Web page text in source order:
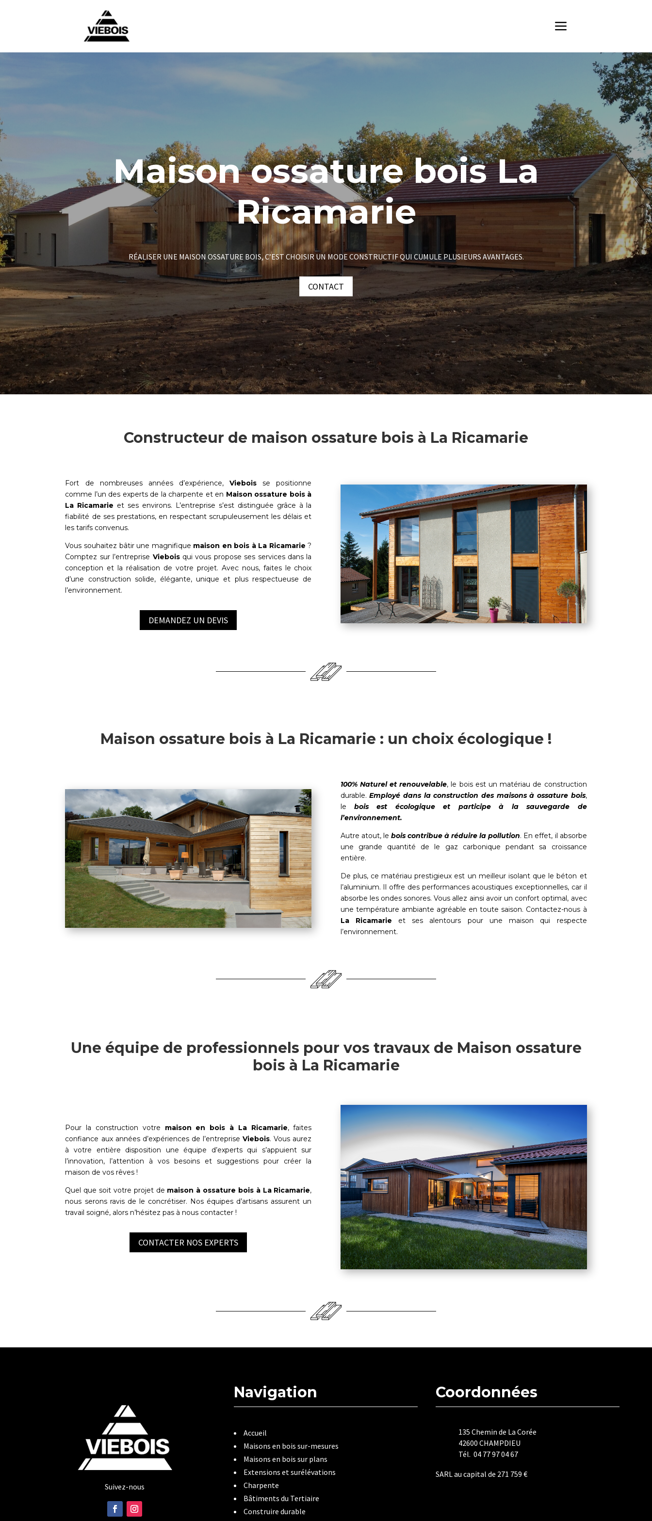
Maison ossature bois La
Ricamarie
RÉALISER UNE MAISON OSSATURE BOIS, C’EST CHOISIR UN MODE CONSTRUCTIF QUI CUMULE PLUSIEURS AVANTAGES.
CONTACT
Constructeur de maison ossature bois à La Ricamarie
Fort de nombreuses années d’expérience,Viebois se positionne
comme l’un des experts de la charpente et en Maison ossature bois à
La Ricamarie et ses environs. L’entreprise s’est distinguée grâce à la
fiabilité de ses prestations, en respectant scrupuleusement les délais et
les tarifs convenus.
Vous souhaitez bâtir une magnifique maison en bois à La Ricamarie ?
Comptez sur l’entreprise Vieboisqui vous propose ses services dans la
conception et la réalisation de votre projet. Avec nous, faites le choix
d’une construction solide, élégante, unique et plus respectueuse de
l’environnement.
DEMANDEZ UN DEVIS
Maison ossature bois à La Ricamarie : un choix écologique !
100% Naturel et renouvelable, le bois est un matériau de construction
durable.Employé dans la construction des maisons à ossature bois,
le bois est écologique et participe à la sauvegarde de
l’environnement.
Autre atout, le bois contribue à réduire la pollution. En effet, il absorbe
une grande quantité de le gaz carbonique pendant sa croissance
entière.
De plus, ce matériau prestigieux est un meilleur isolant que le béton et
l’aluminium. Il offre des performances acoustiques exceptionnelles, car il
absorbe les ondes sonores. Vous allez ainsi avoir un confort optimal, avec
une température ambiante agréable en toute saison. Contactez-nous à
La Ricamarie et ses alentours pour une maison qui respecte
l’environnement.
Une équipe de professionnels pour vos travaux de Maison ossature
bois à La Ricamarie
Pour la construction votre maison en bois à La Ricamarie, faites
confiance aux années d’expériences de l’entrepriseViebois. Vous aurez
à votre entière disposition une équipe d’experts qui s’appuient sur
l’innovation, l’attention à vos besoins et suggestions pour créer la
maison de vos rêves !
Quel que soit votre projet de maison à ossature bois à La Ricamarie,
nous serons ravis de le concrétiser. Nos équipes d’artisans assurent un
travail soigné, alors n’hésitez pas à nous contacter !
CONTACTER NOS EXPERTS
Suivez-nous
Navigation
Accueil
Maisons en bois sur-mesures
Maisons en bois sur plans
Extensions et surélévations
Charpente
Bâtiments du Tertiaire
Construire durable
Coordonnées
135 Chemin de La Corée
42600 CHAMPDIEU
Tél. 04 77 97 04 67
SARL au capital de 271 759 €